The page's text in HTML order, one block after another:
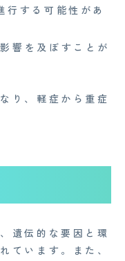
行する可能性があ
響を及ぼすことが
り、軽症から重症
遺伝的な要因と環
ています。また、